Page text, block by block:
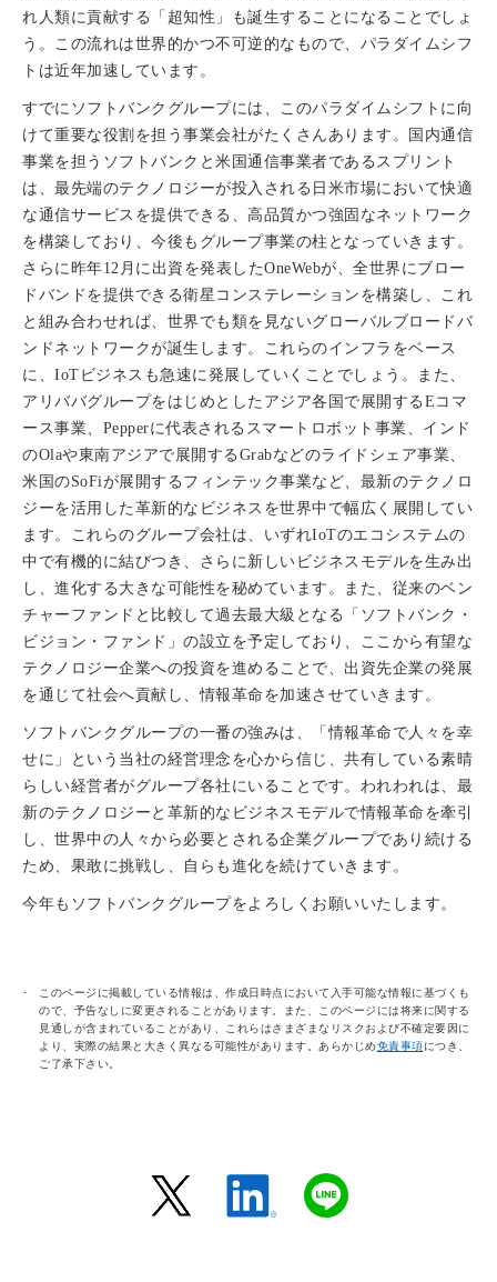
れ人類に貢献する「超知性」も誕生することになることでしょ
う。この流れは世界的かつ不可逆的なもので、パラダイムシフ
トは近年加速しています。
すでにソフトバンクグループには、このパラダイムシフトに向
けて重要な役割を担う事業会社がたくさんあります。国内通信
事業を担うソフトバンクと米国通信事業者であるスプリント
は、最先端のテクノロジーが投入される日米市場において快適
な通信サービスを提供できる、高品質かつ強固なネットワーク
を構築しており、今後もグループ事業の柱となっていきます。
さらに昨年12月に出資を発表したOneWebが、全世界にブロー
ドバンドを提供できる衛星コンステレーションを構築し、これ
と組み合わせれば、世界でも類を見ないグローバルブロードバ
ンドネットワークが誕生します。これらのインフラをベース
に、IoTビジネスも急速に発展していくことでしょう。また、
アリババグループをはじめとしたアジア各国で展開するEコマ
ース事業、Pepperに代表されるスマートロボット事業、インド
のOlaや東南アジアで展開するGrabなどのライドシェア事業、
米国のSoFiが展開するフィンテック事業など、最新のテクノロ
ジーを活用した革新的なビジネスを世界中で幅広く展開してい
ます。これらのグループ会社は、いずれIoTのエコシステムの
中で有機的に結びつき、さらに新しいビジネスモデルを生み出
し、進化する大きな可能性を秘めています。また、従来のベン
チャーファンドと比較して過去最大級となる「ソフトバンク・
ビジョン・ファンド」の設立を予定しており、ここから有望な
テクノロジー企業への投資を進めることで、出資先企業の発展
を通じて社会へ貢献し、情報革命を加速させていきます。
ソフトバンクグループの一番の強みは、「情報革命で人々を幸
せに」という当社の経営理念を心から信じ、共有している素晴
らしい経営者がグループ各社にいることです。われわれは、最
新のテクノロジーと革新的なビジネスモデルで情報革命を牽引
し、世界中の人々から必要とされる企業グループであり続ける
ため、果敢に挑戦し、自らも進化を続けていきます。
今年もソフトバンクグループをよろしくお願いいたします。
このページに掲載している情報は、作成日時点において入手可能な情報に基づくも
ので、予告なしに変更されることがあります。また、このページには将来に関する
見通しが含まれていることがあり、これらはさまざまなリスクおよび不確定要因に
より、実際の結果と大きく異なる可能性があります。あらかじめ免責事項につき、
ご了承下さい。